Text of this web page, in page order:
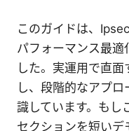
このガイドは、
パフォーマンス最適
した。実運用で直
し、段階的なアプ
識しています。もし
セクションを短いデ